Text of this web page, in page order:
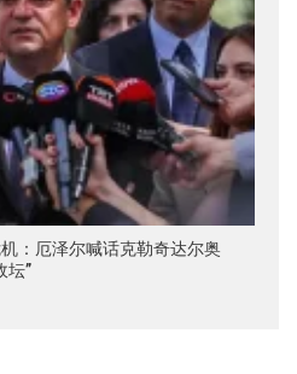
：厄泽尔喊话克勒奇达尔奥
坛”